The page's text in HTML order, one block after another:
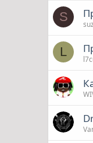
S
L